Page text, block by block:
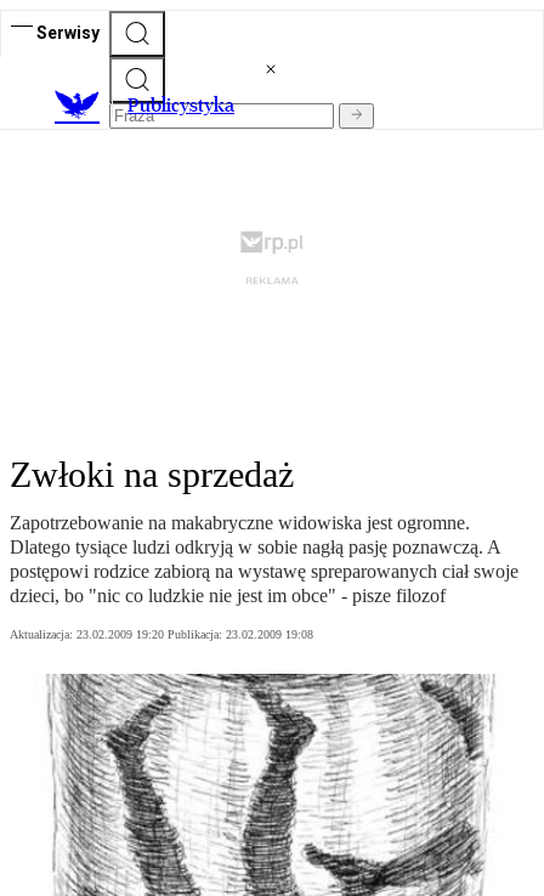
Serwisy
Publicystyka
Zwłoki na sprzedaż
Zapotrzebowanie na makabryczne widowiska jest ogromne.
Dlatego tysiące ludzi odkryją w sobie nagłą pasję poznawczą. A
postępowi rodzice zabiorą na wystawę spreparowanych ciał swoje
dzieci, bo "nic co ludzkie nie jest im obce" - pisze filozof
Aktualizacja: 23.02.2009 19:20 Publikacja: 23.02.2009 19:08